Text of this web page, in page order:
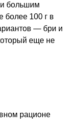
и большим
более 100 г в
— бри и
еще не
рационе